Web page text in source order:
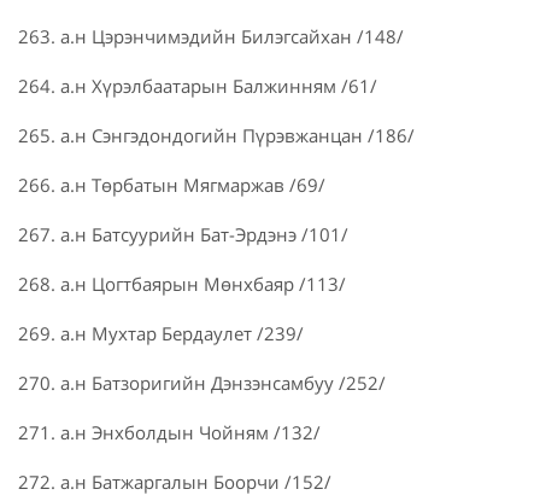
263. а.н Цэрэнчимэдийн Билэгсайхан /148/
264. а.н Хүрэлбаатарын Балжинням /61/
265. а.н Сэнгэдондогийн Пүрэвжанцан /186/
266. а.н Төрбатын Мягмаржав /69/
267. а.н Батсуурийн Бат-Эрдэнэ /101/
268. а.н Цогтбаярын Мөнхбаяр /113/
269. а.н Мухтар Бердаулет /239/
270. а.н Батзоригийн Дэнзэнсамбуу /252/
271. а.н Энхболдын Чойням /132/
272. а.н Батжаргалын Боорчи /152/